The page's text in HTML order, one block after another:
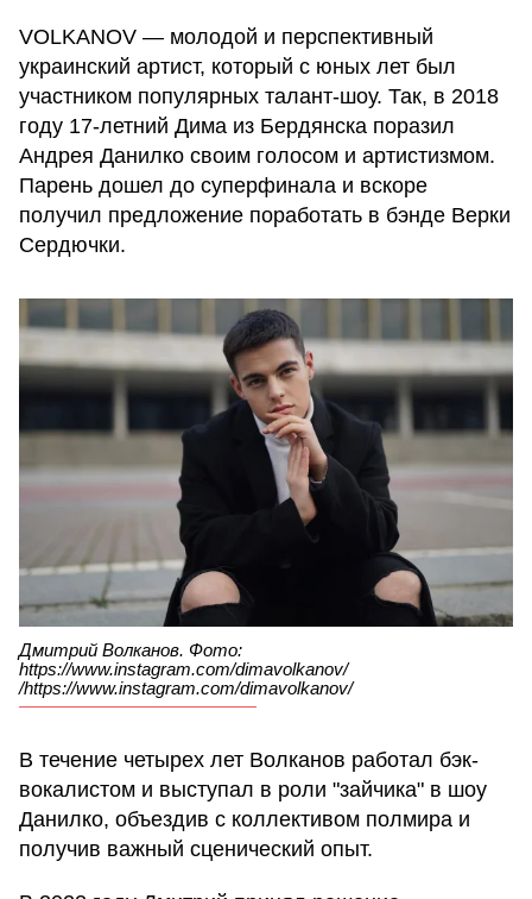
VOLKANOV — молодой и перспективный
украинский артист, который с юных лет был
участником популярных талант-шоу. Так, в 2018
году 17-летний Дима из Бердянска поразил
Андрея Данилко своим голосом и артистизмом.
Парень дошел до суперфинала и вскоре
получил предложение поработать в бэнде Верки
Сердючки.
Дмитрий Волканов. Фото:
https://www.instagram.com/dimavolkanov/
/https://www.instagram.com/dimavolkanov/
В течение четырех лет Волканов работал бэк-
вокалистом и выступал в роли "зайчика" в шоу
Данилко, объездив с коллективом полмира и
получив важный сценический опыт.